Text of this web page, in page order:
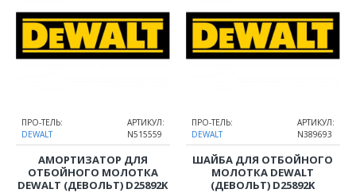
ПРО-ТЕЛЬ:
DEWALT
АРТИКУЛ:
N515559
АМОРТИЗАТОР ДЛЯ
ОТБОЙНОГО МОЛОТКА
DEWALT (ДЕВОЛЬТ) D25892K
ПРО-ТЕЛЬ:
DEWALT
АРТИКУЛ:
N389693
ШАЙБА ДЛЯ ОТБОЙНОГО
МОЛОТКА DEWALT
(ДЕВОЛЬТ) D25892K